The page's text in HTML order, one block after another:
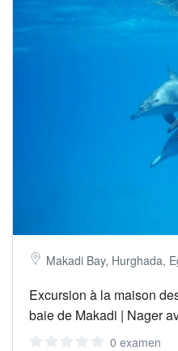
Makadi Bay, Hurghada,
Excursion à la maison
baie de Makadi | Nager
0 examen